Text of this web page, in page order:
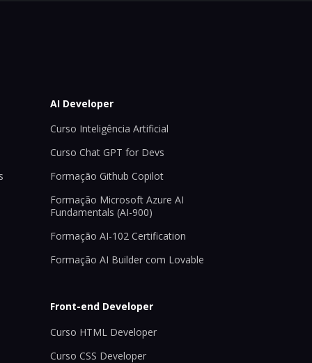
AI Developer
Curso Inteligência Artificial
Curso Chat GPT for Devs
Formação Github Copilot
Formação Microsoft Azure AI
Fundamentals (AI-900)
Formação AI-102 Certification
Formação AI Builder com Lovable
Front-end Developer
Curso HTML Developer
Curso CSS Developer